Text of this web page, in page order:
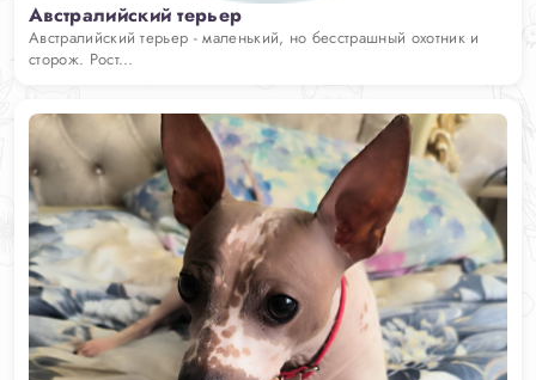
Австралийский терьер
Австралийский терьер - маленький, но бесстрашный охотник и
сторож. Рост...